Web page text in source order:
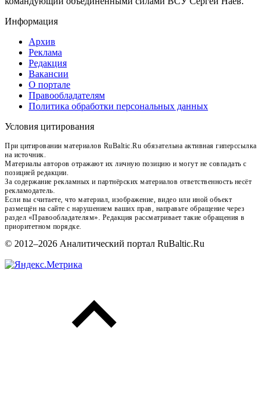
Информация
Архив
Реклама
Редакция
Вакансии
О портале
Правообладателям
Политика обработки персональных данных
Условия цитирования
При цитировании материалов RuBaltic.Ru обязательна активная гиперссылка
на источник.
Материалы авторов отражают их личную позицию и могут не совпадать с
позицией редакции.
За содержание рекламных и партнёрских материалов ответственность несёт
рекламодатель.
Если вы считаете, что материал, изображение, видео или иной объект
размещён на сайте с нарушением ваших прав, направьте обращение через
раздел «Правообладателям». Редакция рассматривает такие обращения в
приоритетном порядке.
© 2012–2026 Аналитический портал RuBaltic.Ru